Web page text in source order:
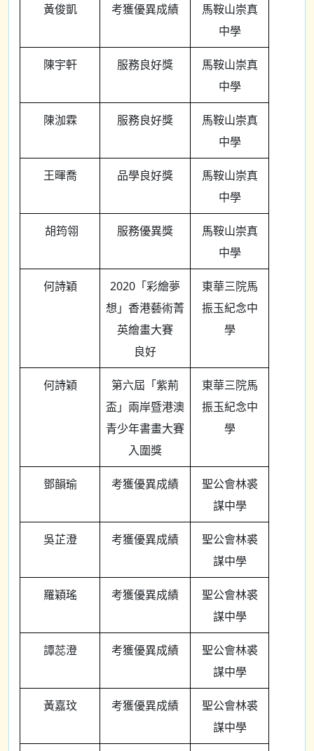
黃俊凱 考獲優異成績
馬鞍山崇真
中學
陳宇軒 服務良好獎
馬鞍山崇真
中學
陳泇霖 服務良好獎
馬鞍山崇真
中學
王暉喬 品學良好獎
馬鞍山崇真
中學
胡筠翎 服務優異獎
馬鞍山崇真
中學
何詩穎
2020「彩繪夢
想」香港藝術菁
英繪畫大賽
良好
東華三院馬
振玉紀念中
學
何詩穎
第六屆「紫荊
盃」兩岸暨港澳
青少年書畫大賽
入圍獎
東華三院馬
振玉紀念中
學
鄧韻瑜 考獲優異成績
聖公會林裘
謀中學
吳芷澄 考獲優異成績
聖公會林裘
謀中學
羅穎瑤 考獲優異成績
聖公會林裘
謀中學
譚蕊澄 考獲優異成績
聖公會林裘
謀中學
黃嘉玟 考獲優異成績
聖公會林裘
謀中學